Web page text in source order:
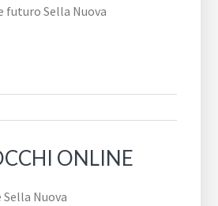
futuro Sella Nuova
ONLINE